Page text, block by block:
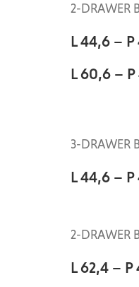
2-DRAWER
L 44,6 –
L 60,6 –
3-DRAWER
L 44,6 – P
2-DRAWER
L 62,4 –